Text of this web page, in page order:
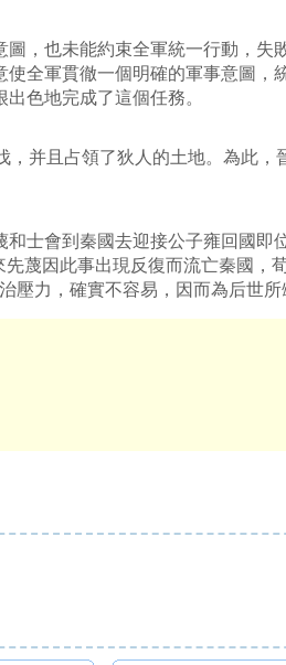
，也未能約束全軍統一行動，失
全軍貫徹一個明確的軍事意圖
色地完成了這個任務。
并且占領了狄人的土地。為此
士會到秦國去迎接公子雍回國即
蔑因此事出現反復而流亡秦國，
壓力，確實不容易，因而為后世所